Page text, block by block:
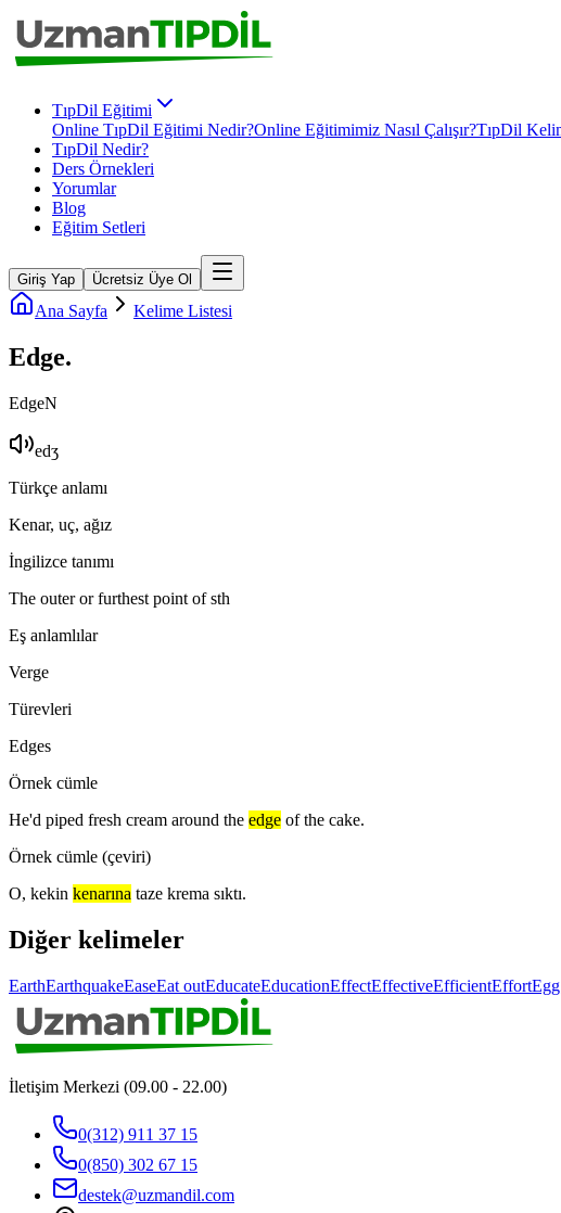
TıpDil Eğitimi
Online TıpDil Eğitimi Nedir?Online Eğitimimiz Nasıl Çalışır?TıpDil
TıpDil Nedir?
Ders Örnekleri
Yorumlar
Blog
Eğitim Setleri
Giriş Yap Ücretsiz Üye Ol
Ana Sayfa Kelime Listesi
Edge.
EdgeN
edʒ
Türkçe anlamı
Kenar, uç, ağız
İngilizce tanımı
The outer or furthest point of sth
Eş anlamlılar
Verge
Türevleri
Edges
Örnek cümle
He'd piped fresh cream around the edge of the cake.
Örnek cümle (çeviri)
O, kekin kenarına taze krema sıktı.
Diğer kelimeler
EarthEarthquakeEaseEat outEducateEducationEffectEffectiveEfficientEffort
İletişim Merkezi (09.00 - 22.00)
0(312) 911 37 15
0(850) 302 67 15
destek@uzmandil.com